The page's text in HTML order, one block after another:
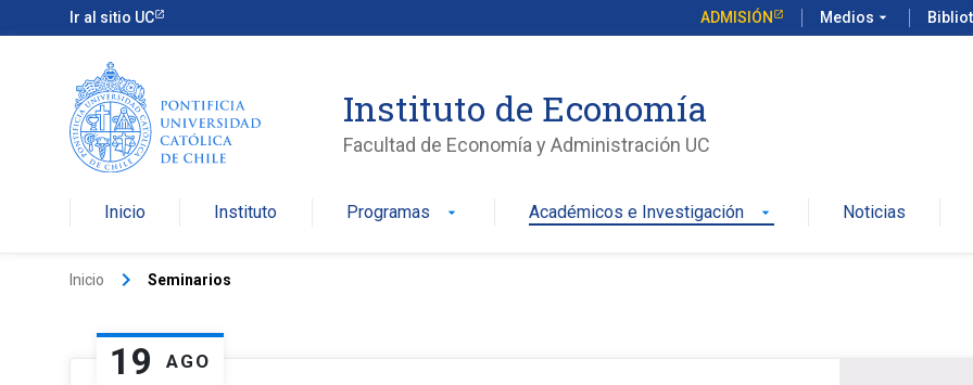
Ir al sitio UC ADMISIÓN Medios arrow_drop_down
Instituto de Economía
Facultad de Economía y Administración UC
Inicio Instituto Programas arrow_drop_down Académicos e Investigación arrow_drop_down Noticias
Inicio keyboard_arrow_right Seminarios
19 AGO